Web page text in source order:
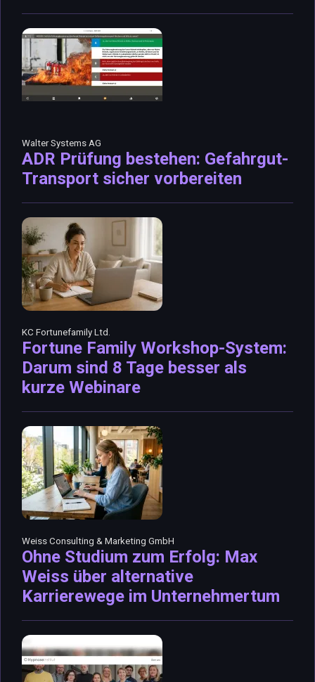
Walter Systems AG
ADR Prüfung bestehen: Gefahrgut-
Transport sicher vorbereiten
KC Fortunefamily Ltd.
Fortune Family Workshop-System:
Darum sind 8 Tage besser als
kurze Webinare
Weiss Consulting & Marketing GmbH
Ohne Studium zum Erfolg: Max
Weiss über alternative
Karrierewege im Unternehmertum